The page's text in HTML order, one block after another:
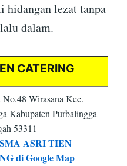
hidangan lezat tanpa
dalam.
CATERING
Wirasana Kec.
Kabupaten Purbalingga
53311
ASRI TIEN
di Google Map